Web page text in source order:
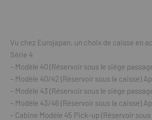
Vu chez Eurojapan, un choix de caisse en
Série 4
– Modèle 40 (Réservoir sous le siège
– Modèle 40/42 (Réservoir sous la caisse)
– Modèle 43 (Réservoir sous le siège
– Modèle 43/46 (Réservoir sous la caisse)
– Cabine Modèle 45 Pick-up (Réservoir